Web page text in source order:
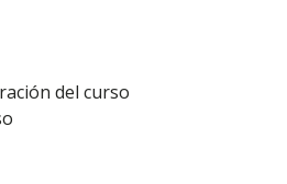
del curso